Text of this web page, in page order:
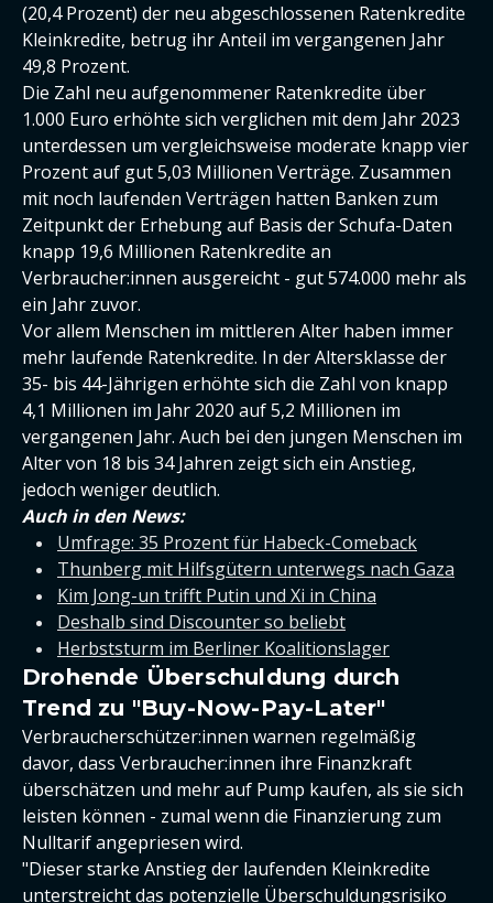
(20,4 Prozent) der neu abgeschlossenen Ratenkredite
Kleinkredite, betrug ihr Anteil im vergangenen Jahr
49,8 Prozent.
Die Zahl neu aufgenommener Ratenkredite über
1.000 Euro erhöhte sich verglichen mit dem Jahr 2023
unterdessen um vergleichsweise moderate knapp vier
Prozent auf gut 5,03 Millionen Verträge. Zusammen
mit noch laufenden Verträgen hatten Banken zum
Zeitpunkt der Erhebung auf Basis der Schufa-Daten
knapp 19,6 Millionen Ratenkredite an
Verbraucher:innen ausgereicht - gut 574.000 mehr als
ein Jahr zuvor.
Vor allem Menschen im mittleren Alter haben immer
mehr laufende Ratenkredite. In der Altersklasse der
35- bis 44-Jährigen erhöhte sich die Zahl von knapp
4,1 Millionen im Jahr 2020 auf 5,2 Millionen im
vergangenen Jahr. Auch bei den jungen Menschen im
Alter von 18 bis 34 Jahren zeigt sich ein Anstieg,
jedoch weniger deutlich.
Auch in den News:
Umfrage: 35 Prozent für Habeck-Comeback
Thunberg mit Hilfsgütern unterwegs nach Gaza
Kim Jong-un trifft Putin und Xi in China
Deshalb sind Discounter so beliebt
Herbststurm im Berliner Koalitionslager
Drohende Überschuldung durch
Trend zu "Buy-Now-Pay-Later"
Verbraucherschützer:innen warnen regelmäßig
davor, dass Verbraucher:innen ihre Finanzkraft
überschätzen und mehr auf Pump kaufen, als sie sich
leisten können - zumal wenn die Finanzierung zum
Nulltarif angepriesen wird.
"Dieser starke Anstieg der laufenden Kleinkredite
unterstreicht das potenzielle Überschuldungsrisiko